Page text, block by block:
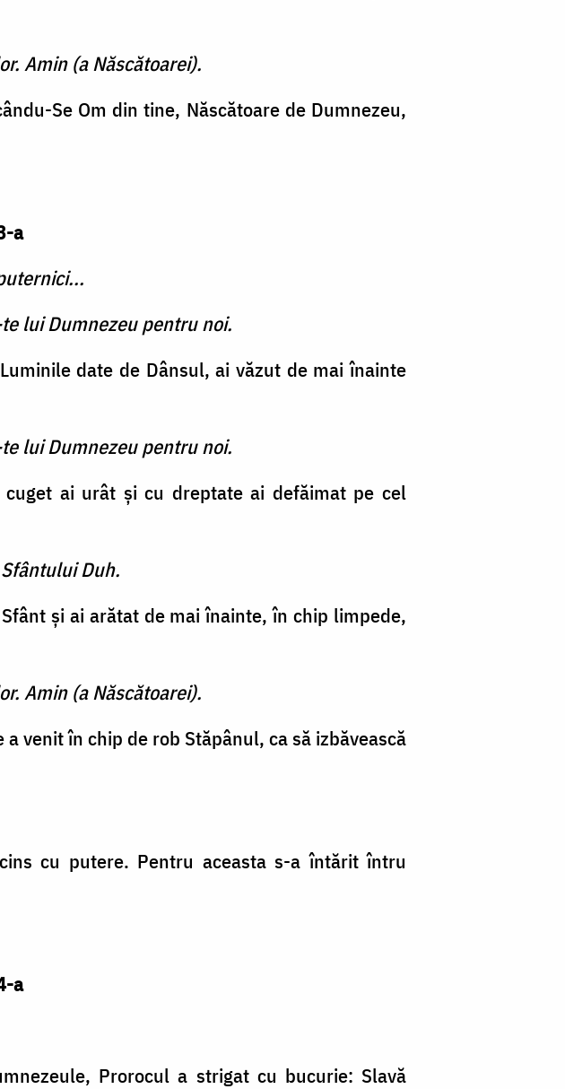
Amin (a Născătoarei).
Se Om din tine, Născătoare de Dumnezeu,
a
lui Dumnezeu pentru noi.
date de Dânsul, ai văzut de mai înainte
lui Dumnezeu pentru noi.
ai urât şi cu dreptate ai defăimat pe cel
Duh.
şi ai arătat de mai îna­inte, în chip limpede,
Amin (a Născătoarei).
venit în chip de rob Stă­pânul, ca să izbăvească
cu putere. Pentru aceasta s-a întărit întru
a
Prorocul a strigat cu bucurie: Slavă